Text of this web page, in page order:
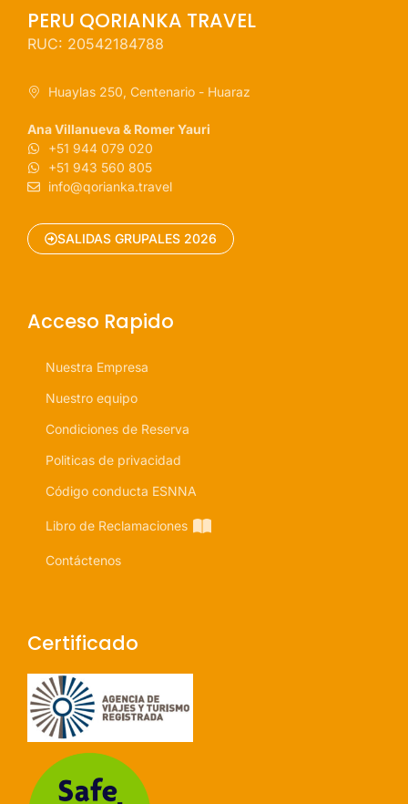
PERU QORIANKA TRAVEL
RUC: 20542184788
Huaylas 250, Centenario - Huaraz
Ana Villanueva & Romer Yauri
+51 944 079 020
+51 943 560 805
info@qorianka.travel
SALIDAS GRUPALES 2026
Acceso Rapido
Nuestra Empresa
Nuestro equipo
Condiciones de Reserva
Politicas de privacidad
Código conducta ESNNA
Libro de Reclamaciones
Contáctenos
Certificado